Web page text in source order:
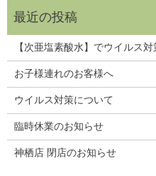
【次亜塩素酸水】でウイルス対策
お子様連れのお客様へ
ウイルス対策について
臨時休業のお知らせ
神栖店 閉店のお知らせ